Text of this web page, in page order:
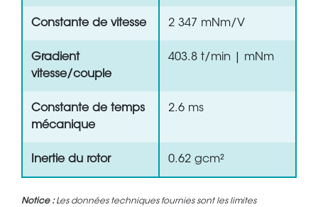
Constante de vitesse 2 347 mNm/V
Gradient
vitesse/couple
403.8 t/min | mNm
Constante de temps
mécanique
2.6 ms
Inertie du rotor 0.62 gcm²
Notice :Les données techniques fournies sont les limites